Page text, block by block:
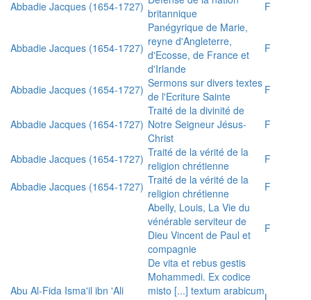
Abbadie Jacques (1654-1727) britannique
F
Abbadie Jacques (1654-1727)
Panégyrique de Marie,
reyne d'Angleterre,
d'Ecosse, de France et
d'Irlande
F
Abbadie Jacques (1654-1727) Sermons sur divers textes
de l'Ecriture Sainte
F
Abbadie Jacques (1654-1727)
Traité de la divinité de
Notre Seigneur Jésus-
Christ
F
Abbadie Jacques (1654-1727) Traité de la vérité de la
religion chrétienne
F
Abbadie Jacques (1654-1727) Traité de la vérité de la
religion chrétienne
F
Abelly, Louis, La Vie du
vénérable serviteur de
Dieu Vincent de Paul et
compagnie
F
Abu Al-Fida Isma'il ibn 'Ali
De vita et rebus gestis
Mohammedi. Ex codice
misto [...] textum arabicumL